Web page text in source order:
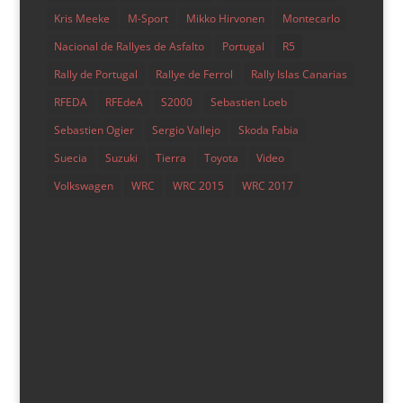
El nuevo Hyundai i20 Rally2 llega a la Península
Kris Meeke
M-Sport Mikko Hirvonen
Montecarlo
Nacional de Rallyes de Asfalto
Portugal
R5
Rally de Portugal
Rallye de Ferrol
Rally Islas Canarias
RFEDA
RFEdeA S2000
Sebastien Loeb
Sebastien Ogier
Sergio Vallejo
Skoda Fabia
Suecia
Suzuki Tierra Toyota
Video
Volkswagen
WRC WRC 2015 WRC 2017